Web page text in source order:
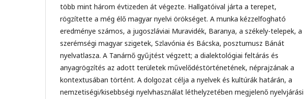
több mint három évtizeden át végezte. Hallgatóival járta a terepet,
rögzítette a még élő magyar nyelvi örökséget. A munka kézzelfogható
eredménye számos, a jugoszláviai Muravidék, Baranya, a székely-telepek, a
szerémségi magyar szigetek, Szlavónia és Bácska, posztumusz Bánát
nyelvatlasza. A Tanárnő gyűjtést végzett; a dialektológiai feltárás és
anyagrögzítés az adott területek művelődéstörténetének, néprajzának a
kontextusában történt. A dolgozat célja a nyelvek és kultúrák határán, a
nemzetiségi/kisebbségi nyelvhasználat léthelyzetében megjelenő nyelvjárási